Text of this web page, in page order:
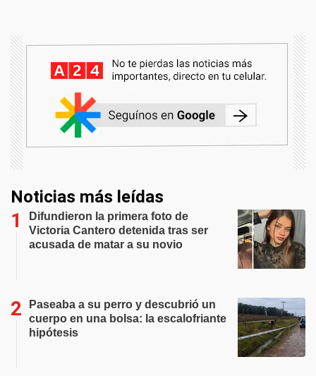
Noticias más leídas
Difundieron la primera foto de
Victoria Cantero detenida tras ser
acusada de matar a su novio
Paseaba a su perro y descubrió un
cuerpo en una bolsa: la escalofriante
hipótesis